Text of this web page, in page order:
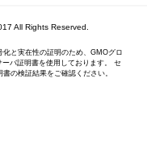
All Rights Reserved.
化と実在性の証明のため、GMOグロ
バ証明書を使用しております。 セ
の検証結果をご確認ください。